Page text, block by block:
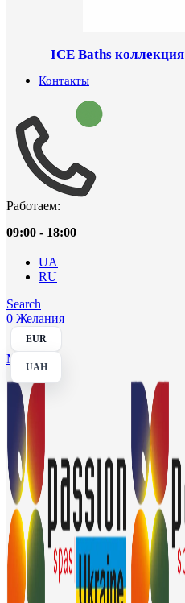
ICE Baths коллекция
Контакты
Работаем:
09:00 - 18:00
UA
RU
Search
0 Желания
EUR
UAH
Menu